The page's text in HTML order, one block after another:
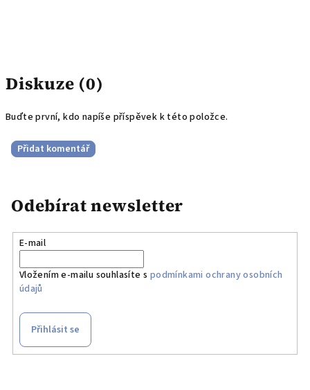
Diskuze (0)
Buďte první, kdo napíše příspěvek k této položce.
Přidat komentář
Odebírat newsletter
E-mail
Vložením e-mailu souhlasíte s podmínkami ochrany osobních
údajů
Přihlásit se